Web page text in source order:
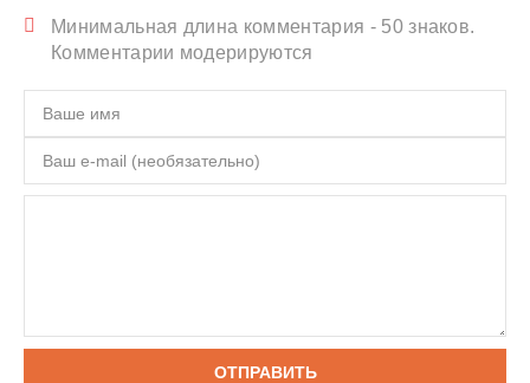
Минимальная длина комментария - 50 знаков.
Комментарии модерируются
ОТПРАВИТЬ